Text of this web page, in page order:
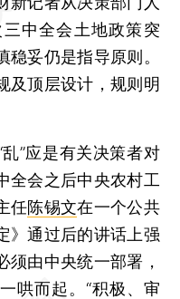
中全会土地政策突
妥仍是指导原则。
及顶层设计，规则明
”应是有关决策者对
全会之后中央农村工
任陈锡文在一个公共
》通过后的讲话上强
须由中央统一部署，
哄而起。“积极、审